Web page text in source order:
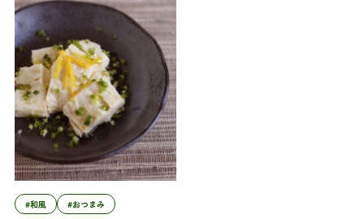
#和風 #おつまみ